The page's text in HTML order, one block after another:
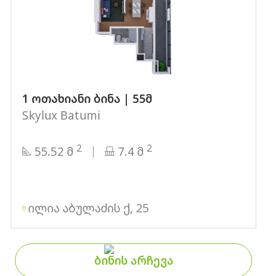
ᲑᲘᲜᲘᲡ ᲐᲠᲩᲔᲕᲐ
1 ოთახიანი ბინა | 55მ
Skylux Batumi
55.52 მ 2 7.4 მ 2
ილია აბულაძის ქ, 25